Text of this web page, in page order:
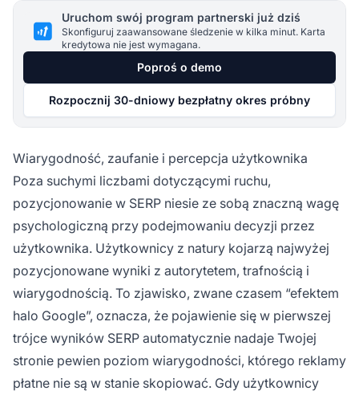
Uruchom swój program partnerski już dziś
Skonfiguruj zaawansowane śledzenie w kilka minut. Karta
kredytowa nie jest wymagana.
Poproś o demo
Rozpocznij 30-dniowy bezpłatny okres próbny
Wiarygodność, zaufanie i percepcja użytkownika
Poza suchymi liczbami dotyczącymi ruchu,
pozycjonowanie w SERP niesie ze sobą znaczną wagę
psychologiczną przy podejmowaniu decyzji przez
użytkownika. Użytkownicy z natury kojarzą najwyżej
pozycjonowane wyniki z autorytetem, trafnością i
wiarygodnością. To zjawisko, zwane czasem “efektem
halo Google”, oznacza, że pojawienie się w pierwszej
trójce wyników SERP automatycznie nadaje Twojej
stronie pewien poziom wiarygodności, którego reklamy
płatne nie są w stanie skopiować. Gdy użytkownicy